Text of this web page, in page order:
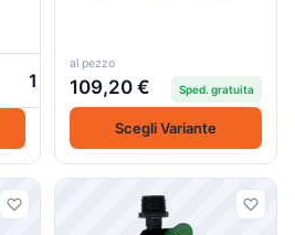
al pezzo
109,20 € Sped. gratuita
Scegli Variante